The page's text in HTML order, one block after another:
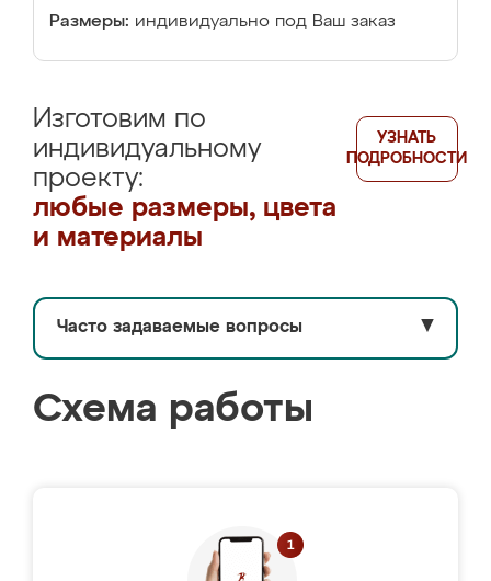
Размеры: индивидуально под Ваш заказ
Изготовим по
индивидуальному
проекту:
любые размеры, цвета
и материалы
УЗНАТЬ
ПОДРОБНОСТИ
Часто задаваемые вопросы ▼
Схема работы